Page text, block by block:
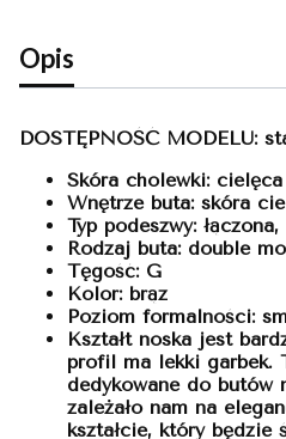
Opis
DOSTĘPNOŚĆ MODELU:
Skóra cholewki:
Wnętrze buta: skóra
Typ podeszwy:
Rodzaj buta: double
Tęgość: G
Kolor: brąz
Poziom formalności:
Kształt noska jest
profil ma lekki garbek.
dedykowane do butów
zależało nam na
kształcie, który będzie